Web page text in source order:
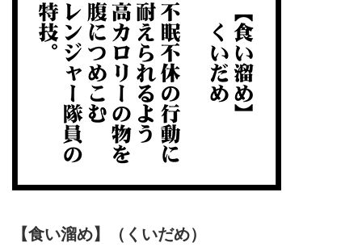
【食い溜め】（くいだめ）